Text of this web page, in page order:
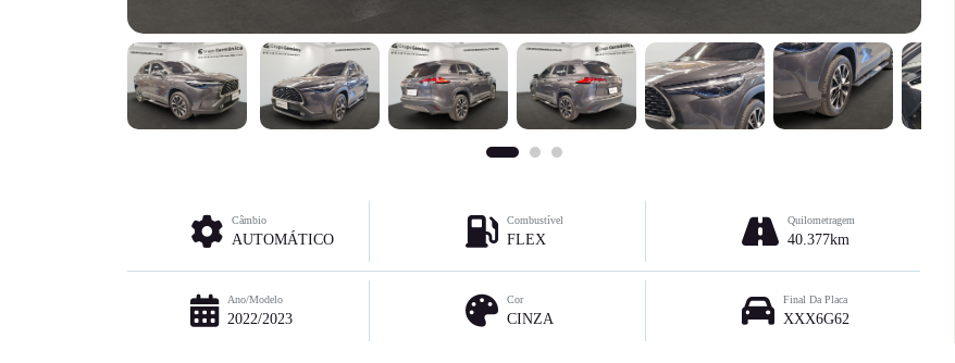
Câmbio
AUTOMÁTICO
Combustível
FLEX
Quilometragem
40.377km
Ano/Modelo
2022/2023
Cor
CINZA
Final Da Placa
XXX6G62